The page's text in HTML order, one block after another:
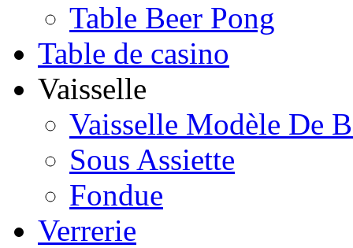
Table Beer Pong
Table de casino
Vaisselle
Vaisselle Modèle De
Sous Assiette
Fondue
Verrerie